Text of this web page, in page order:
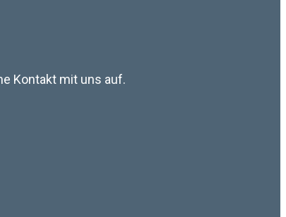
Kontakt mit uns auf.